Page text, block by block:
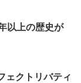
以上の歴史が
ェクトリバティ